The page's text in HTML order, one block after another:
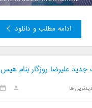
ادامه مطلب و دانلود
جدید علیرضا روزگار بنام هیس
ها